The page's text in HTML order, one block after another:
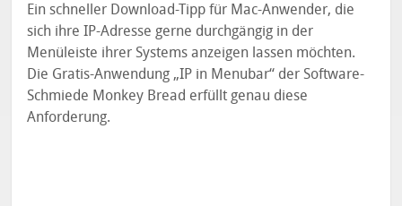
Ein schneller Download-Tipp für Mac-Anwender, die
sich ihre IP-Adresse gerne durchgängig in der
Menüleiste ihrer Systems anzeigen lassen möchten.
Die Gratis-Anwendung „IP in Menubar“ der Software-
Schmiede Monkey Bread erfüllt genau diese
Anforderung.